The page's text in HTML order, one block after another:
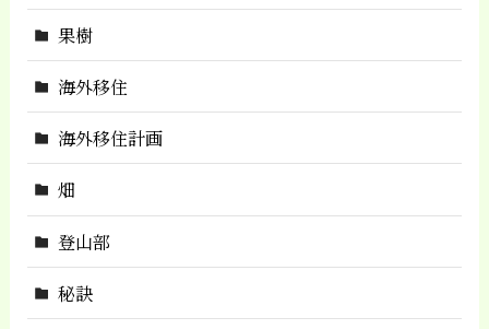
果樹
海外移住
海外移住計画
畑
登山部
秘訣